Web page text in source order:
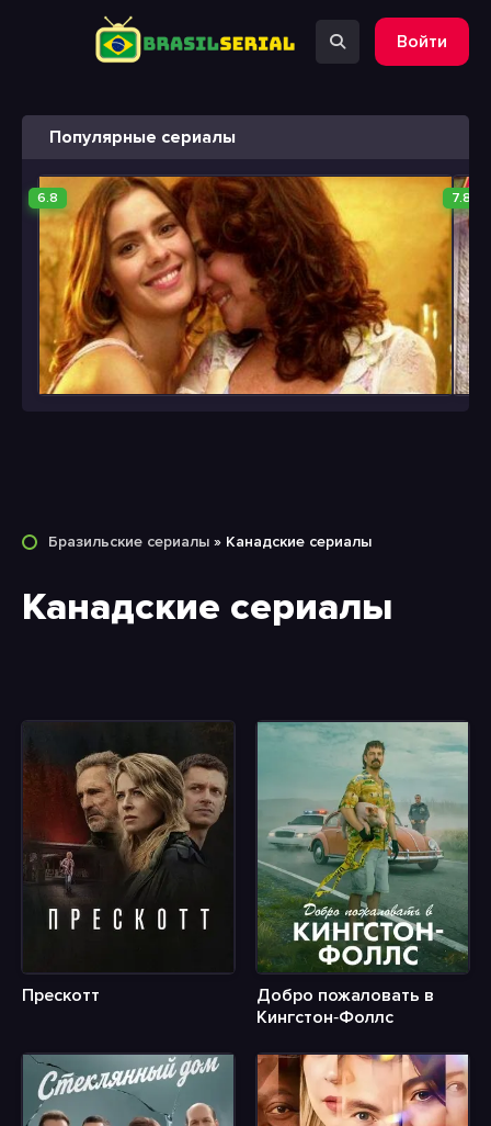
Войти
Популярные сериалы
6.8 7.8
Бразильские сериалы » Канадские сериалы
Канадские сериалы
Прескотт
Добро пожаловать в
Кингстон‑Фоллс